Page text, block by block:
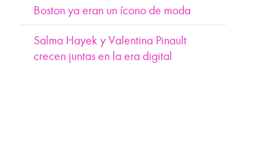
Boston ya eran un ícono de moda
Salma Hayek y Valentina Pinault
crecen juntas en la era digital